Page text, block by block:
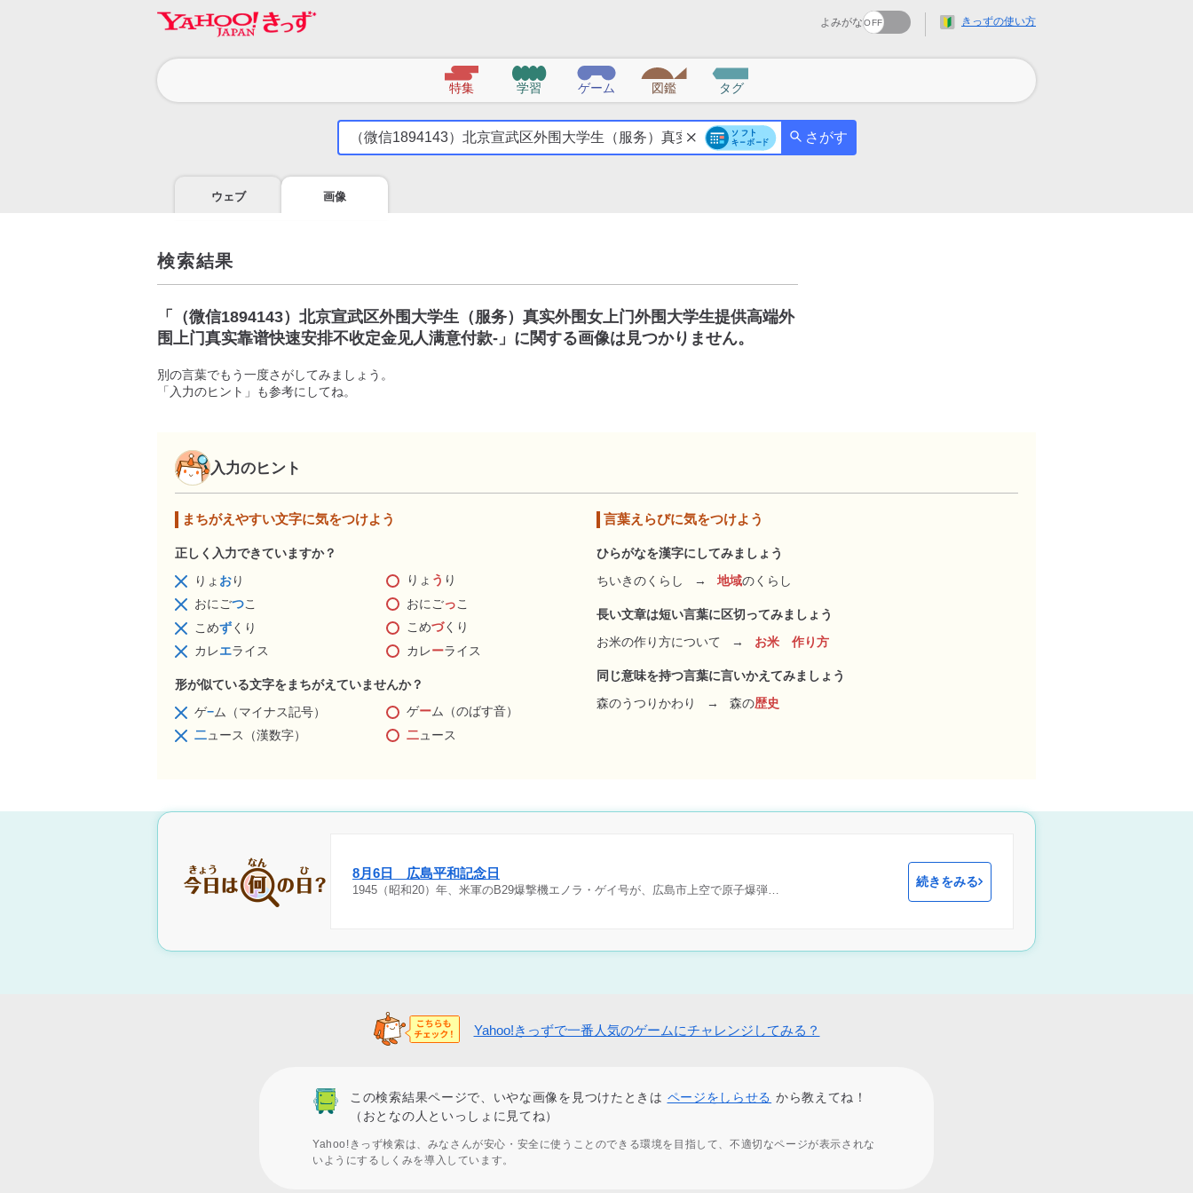
よみがな きっずの使い方
特集 学習 ゲーム 図鑑 タグ
気
こ
う
さがす
ウェブ 画像
検索結果
「
（微信1894143）北京宣武区外围大学生（服务）真实外围女上门外围大学生提供高端外
围上门真实靠谱快速安排不收定金见人满意付款- 」に関する画像は見つかりません。
別の言葉でもう一度さがしてみましょう。
「入力のヒント」も参考にしてね。
入力のヒント
まちがえやすい文字に気をつけよう
正しく入力できていますか？
りょ おり りょ う り
おにごつこ おにごっこ
こめずくり こめづくり
カレエライス カレーライス
形が似ている文字をまちがえていませんか？
ゲ−ム（マイナス記号） ゲーム（のばす音）
二ュース（漢数字） 二ュース
言葉えらびに気をつけよう
ひらがなを漢字にしてみましょう
ちいきのくらし
→ 地域のくらし
長い文章は短い言葉に区切ってみましょう
お米の作り方について
→ お米 作り方
同じ意味を持つ言葉に言いかえてみましょう
森のうつりかわり
→ 森の歴史
8月6日 広島平和記念日
1945（昭和20）年、米軍のB29爆撃機エノラ・ゲイ号が、広島市上空で原子爆弾…
続きをみる
Yahoo!きっずで一番人気のゲームにチャレンジしてみる？
この検索結果ページで、いやな画像を見つけたときは ページをしらせる から教えてね！
（おとなの人といっしょに見てね）
Yahoo!きっず検索は、みなさんが安心・安全に使うことのできる環境を目指して、不適切なページが表示されな
いようにするしくみを導入しています。